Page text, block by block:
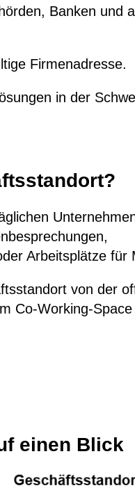
Banken und
Firmenadresse.
in der
Arbeitsplätze für
von der
Co-Working-
einen Blick